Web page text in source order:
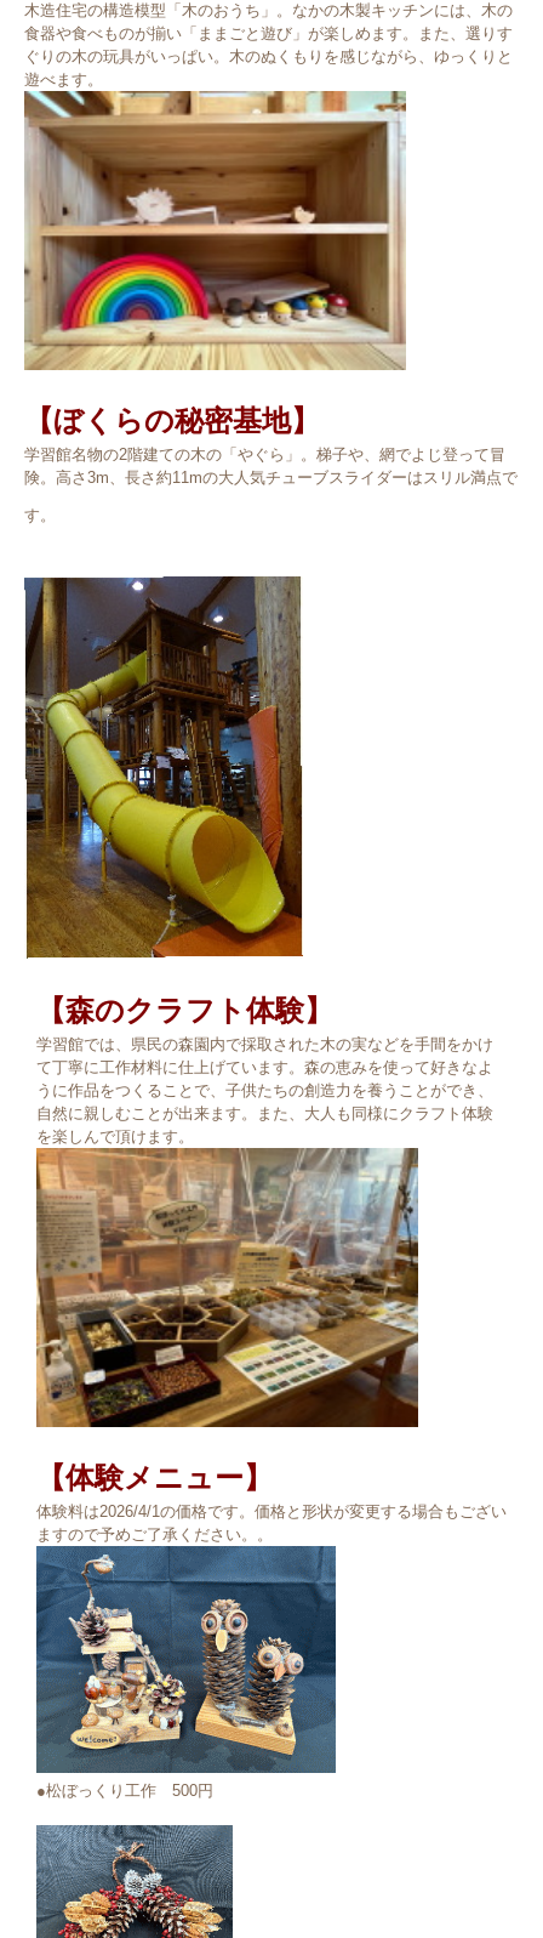
木造住宅の構造模型「木のおうち」。なかの木製キッチンには、木の
食器や食べものが揃い「ままごと遊び」が楽しめます。また、選りす
ぐりの木の玩具がいっぱい。木のぬくもりを感じながら、ゆっくりと
遊べます。
【ぼくらの秘密基地】
学習館名物の2階建ての木の「やぐら」。梯子や、網でよじ登って冒
険。高さ3m、長さ約11mの大人気チューブスライダーはスリル満点で
す。
【森のクラフト体験】
学習館では、県民の森園内で採取された木の実などを手間をかけ
て丁寧に工作材料に仕上げています。森の恵みを使って好きなよ
うに作品をつくることで、子供たちの創造力を養うことができ、
自然に親しむことが出来ます。また、大人も同様にクラフト体験
を楽しんで頂けます。
【体験メニュー】
体験料は2026/4/1の価格です。価格と形状が変更する場合もござい
ますので予めご了承ください。。
●松ぼっくり工作 500円